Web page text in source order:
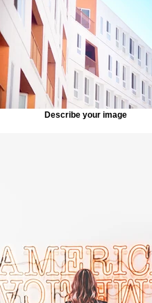
Describe your image